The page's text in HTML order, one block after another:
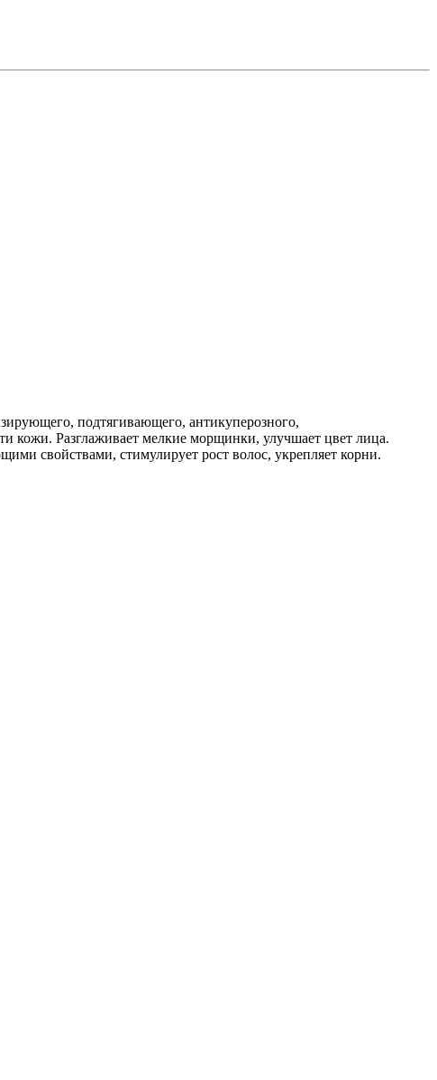
подтягивающего, антикуперозного,
кожи. Разглаживает мелкие морщинки, улучшает цвет лица.
свойствами, стимулирует рост волос, укрепляет корни.